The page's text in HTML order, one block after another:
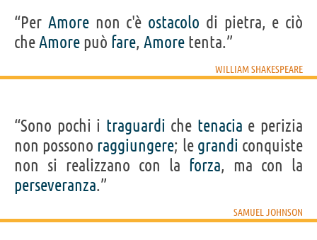
“Per Amorenon c'è ostacolo di pietra, e ciò
cheAmore può fare, Amore tenta.”
WILLIAM SHAKESPEARE
“Sono pochi i traguardi che tenacia e perizia
non possono raggiungere; le grandi conquiste
non si realizzano con la forza, ma con la
perseveranza.”
SAMUEL JOHNSON